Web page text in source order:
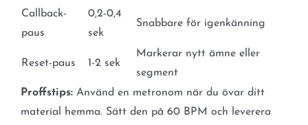
Callback-
paus
0,2-0,4
sek
Snabbare för igenkänning
Reset-paus 1-2 sek
Markerar nytt ämne eller
segment
Proffstips:Använd en metronom när du övar ditt
material hemma. Sätt den på 60 BPM och leverera